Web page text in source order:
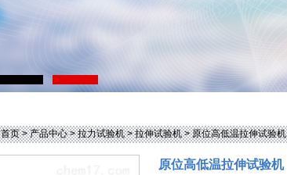
首页>产品中心>拉力试验机>拉伸试验机> 原位高低温拉伸试验机
原位高低温拉伸试验机